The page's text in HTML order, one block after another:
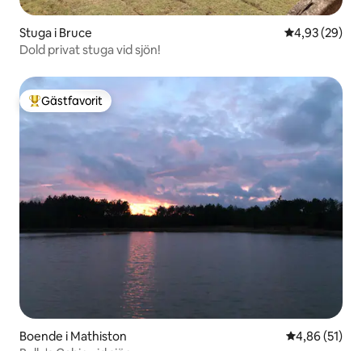
Stuga i Bruce 4,93 av 5 i
4,93 (29)
Dold privat stuga vid sjön!
Populär gästfavorit
Gästfavorit
Boende i Mathiston 4,86 av 5 i
4,86 (51)